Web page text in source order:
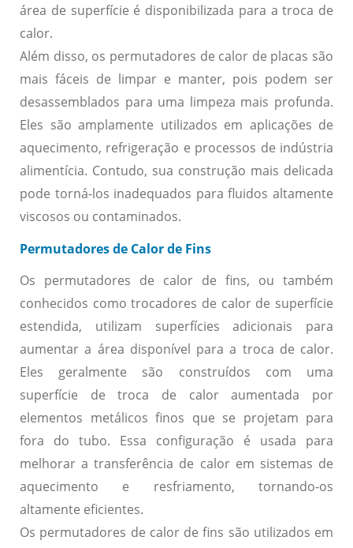
área de superfície é disponibilizada para a troca de
calor.
Além disso, os permutadores de calor de placas são
mais fáceis de limpar e manter, pois podem ser
desassemblados para uma limpeza mais profunda.
Eles são amplamente utilizados em aplicações de
aquecimento, refrigeração e processos de indústria
alimentícia. Contudo, sua construção mais delicada
pode torná-los inadequados para fluidos altamente
viscosos ou contaminados.
Permutadores de Calor de Fins
Os permutadores de calor de fins, ou também
conhecidos como trocadores de calor de superfície
estendida, utilizam superfícies adicionais para
aumentar a área disponível para a troca de calor.
Eles geralmente são construídos com uma
superfície de troca de calor aumentada por
elementos metálicos finos que se projetam para
fora do tubo. Essa configuração é usada para
melhorar a transferência de calor em sistemas de
aquecimento e resfriamento, tornando-os
altamente eficientes.
Os permutadores de calor de fins são utilizados em